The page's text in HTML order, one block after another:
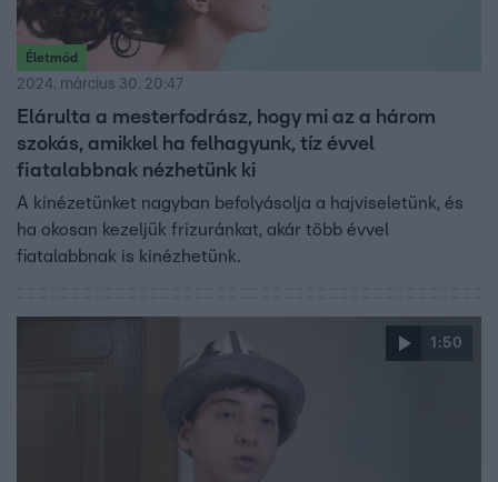
Életmód
2024. március 30. 20:47
Elárulta a mesterfodrász, hogy mi az a három
szokás, amikkel ha felhagyunk, tíz évvel
fiatalabbnak nézhetünk ki
A kinézetünket nagyban befolyásolja a hajviseletünk, és
ha okosan kezeljük frizuránkat, akár több évvel
fiatalabbnak is kinézhetünk.
1:50